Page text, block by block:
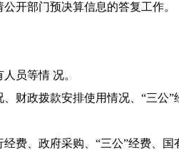
开部门预决算信息的答复工作。
人员等情 况。
财政拨款安排使用情况、“三公
费、政府采购、“三公”经费、国